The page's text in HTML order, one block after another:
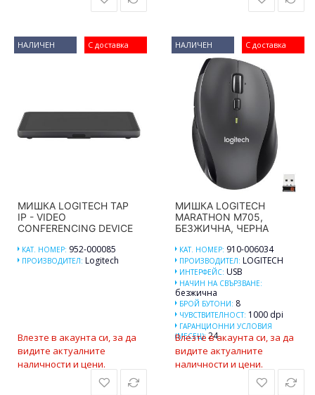
С доставка
НАЛИЧЕН
МИШКА LOGITECH TAP
IP - VIDEO
CONFERENCING DEVICE
КАТ. НОМЕР: 952-000085
ПРОИЗВОДИТЕЛ: Logitech
Влезте в акаунта си, за да
видите актуалните
наличности и цени.
С доставка
НАЛИЧЕН
МИШКА LOGITECH
MARATHON M705,
БЕЗЖИЧНА, ЧЕРНА
КАТ. НОМЕР: 910-006034
ПРОИЗВОДИТЕЛ: LOGITECH
ИНТЕРФЕЙС: USB
НАЧИН НА СВЪРЗВАНЕ:
безжична
БРОЙ БУТОНИ: 8
ЧУВСТВИТЕЛНОСТ: 1000 dpi
ГАРАНЦИОННИ УСЛОВИЯ
(МЕСЕЦ): 24
Влезте в акаунта си, за да
видите актуалните
наличности и цени.